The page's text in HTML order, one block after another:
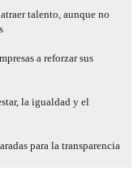
talento, aunque no
a reforzar sus
la igualdad y el
para la transparencia